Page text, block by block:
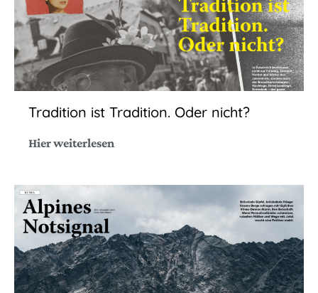
Tradition ist Tradition. Oder nicht?
Hier weiterlesen